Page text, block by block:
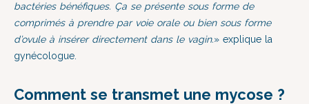
bactéries bénéfiques. Ça se présente sous forme de
comprimés à prendre par voie orale ou bien sous forme
d’ovule à insérer directement dans le vagin.» explique la
gynécologue.
Comment se transmet une mycose ?